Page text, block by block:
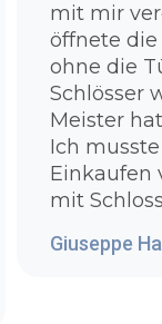
aufbekommt?
Hochfeld
Werkzeuge
die Tür zu
unser Team
auszubilden
zu versorgen.
müssen wir
greifen, um
mit mir
öffnete die
ohne die
Schlösser
Meister
Ich
Einkaufen
mit
Giuseppe